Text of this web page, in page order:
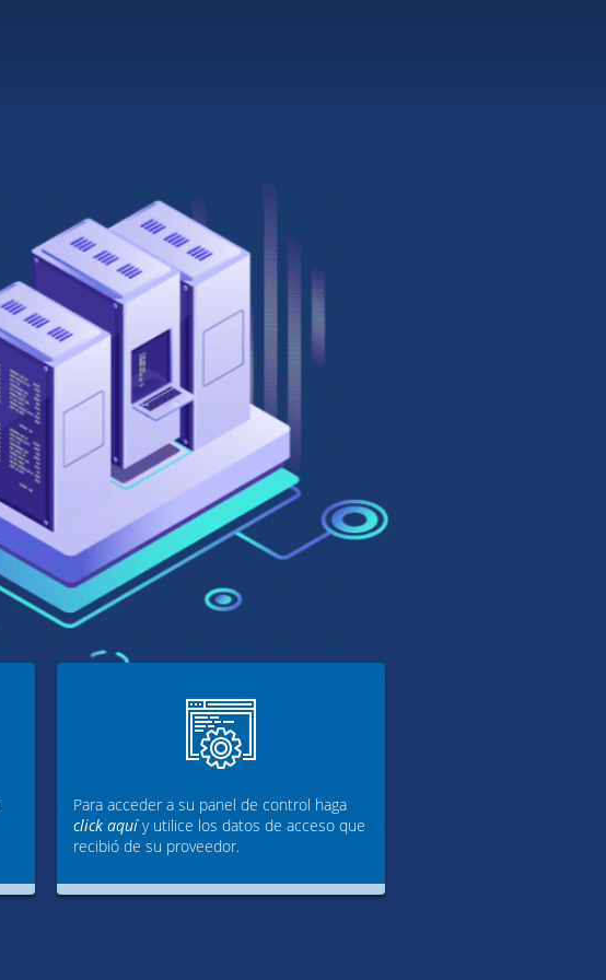
Para acceder a su panel de control haga
click aquíy utilice los datos de acceso que
recibió de su proveedor.